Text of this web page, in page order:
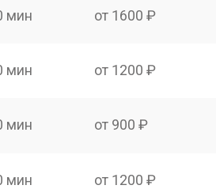
мин от 1600 ₽
мин от 1200 ₽
мин от 900 ₽
мин от 1200 ₽